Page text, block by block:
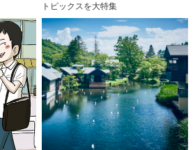
トピックスを大特集